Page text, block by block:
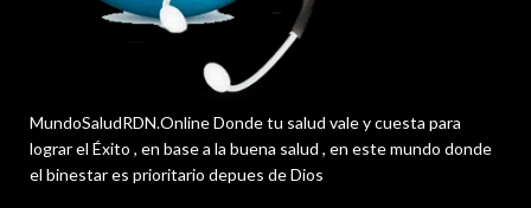
MundoSaludRDN.Online Donde tu salud vale y cuesta para
lograr el Éxito , en base a la buena salud , en este mundo donde
el binestar es prioritario depues de Dios